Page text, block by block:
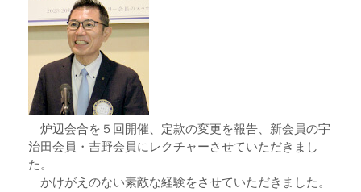
炉辺会合を５回開催、定款の変更を報告、新会員の宇
治田会員・吉野会員にレクチャーさせていただきまし
た。
かけがえのない素敵な経験をさせていただきました。